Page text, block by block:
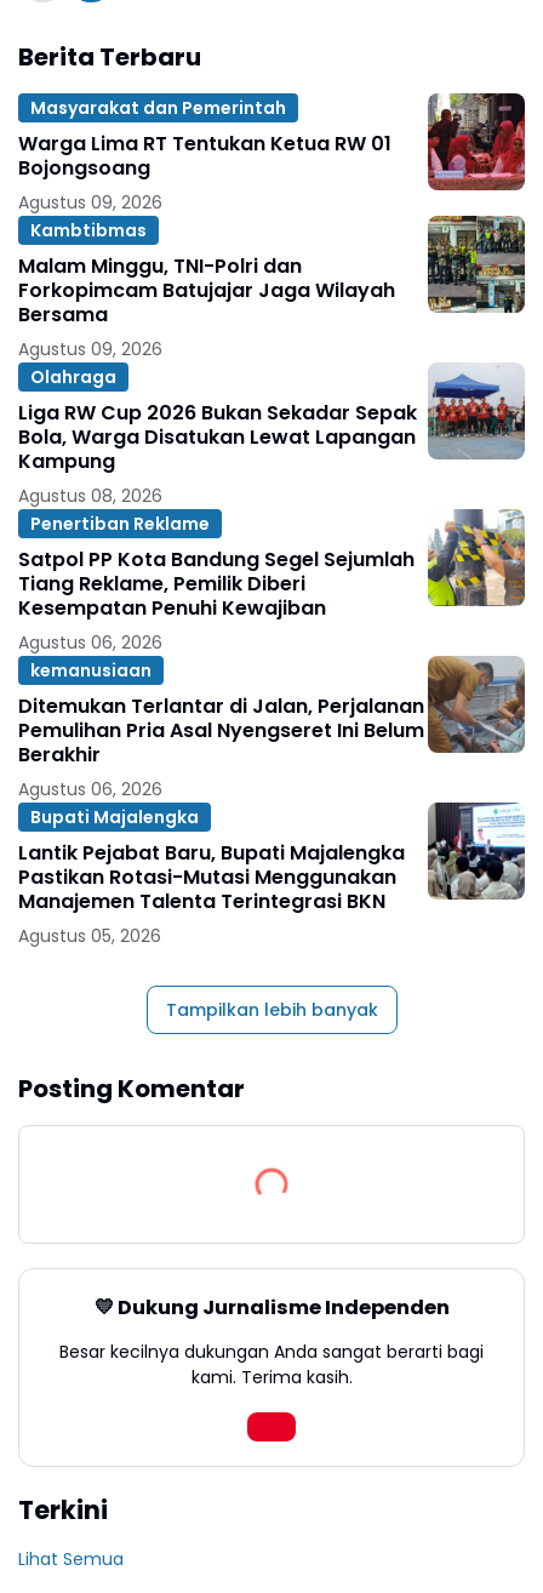
Berita Terbaru
Masyarakat dan Pemerintah
Warga Lima RT Tentukan Ketua RW 01
Bojongsoang
Agustus 09, 2026
Kambtibmas
Malam Minggu, TNI-Polri dan
Forkopimcam Batujajar Jaga Wilayah
Bersama
Agustus 09, 2026
Olahraga
Liga RW Cup 2026 Bukan Sekadar Sepak
Bola, Warga Disatukan Lewat Lapangan
Kampung
Agustus 08, 2026
Penertiban Reklame
Satpol PP Kota Bandung Segel Sejumlah
Tiang Reklame, Pemilik Diberi
Kesempatan Penuhi Kewajiban
Agustus 06, 2026
kemanusiaan
Ditemukan Terlantar di Jalan, Perjalanan
Pemulihan Pria Asal Nyengseret Ini Belum
Berakhir
Agustus 06, 2026
Bupati Majalengka
Lantik Pejabat Baru, Bupati Majalengka
Pastikan Rotasi-Mutasi Menggunakan
Manajemen Talenta Terintegrasi BKN
Agustus 05, 2026
Tampilkan lebih banyak
Posting Komentar
💛 Dukung Jurnalisme Independen
Besar kecilnya dukungan Anda sangat berarti bagi
kami. Terima kasih.
Terkini
Lihat Semua